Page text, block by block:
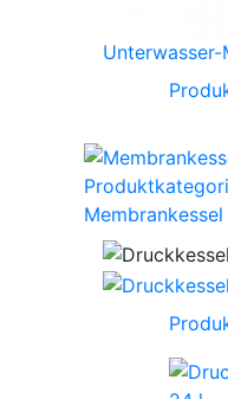
Membrankessel